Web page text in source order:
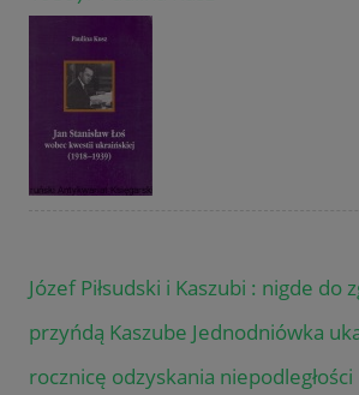
Józef Piłsudski i Kaszubi : nigde do
przyńdą Kaszube Jednodniówka
rocznicę odzyskania